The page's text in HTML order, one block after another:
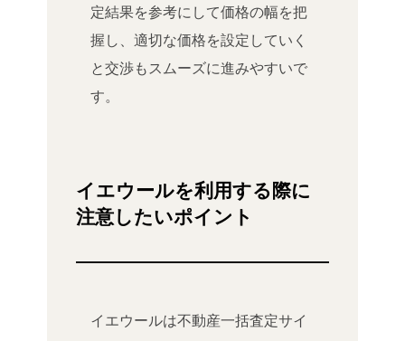
定結果を参考にして価格の幅を把
握し、適切な価格を設定していく
と交渉もスムーズに進みやすいで
す。
イエウールを利用する際に
注意したいポイント
イエウールは不動産一括査定サイ